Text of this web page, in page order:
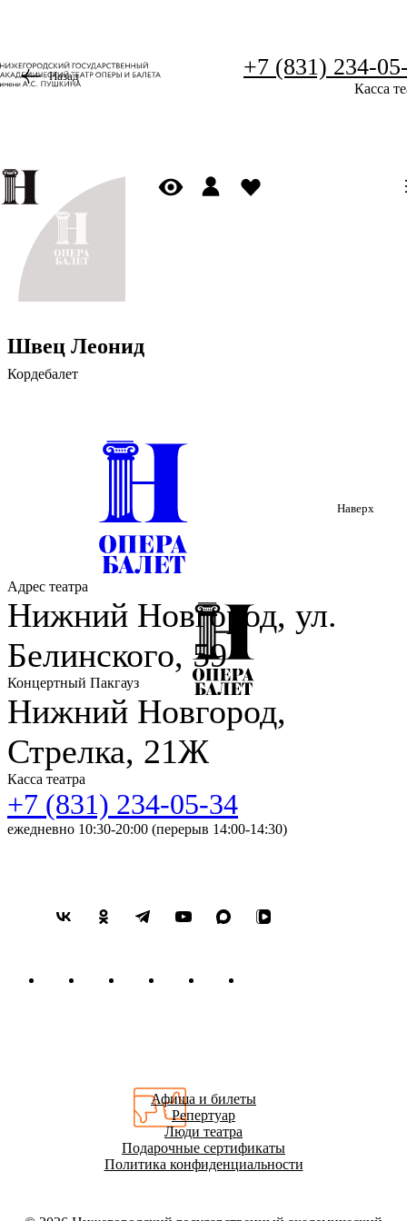
+7 (831) 234-
Касса
Назад
Швец Леонид
Кордебалет
Наверх
Адрес театра
Нижний Новгород, ул.
Белинского, 59
Концертный Пакгауз
Нижний Новгород,
Стрелка, 21Ж
Касса театра
+7 (831) 234-05-34
ежедневно 10:30-20:00 (перерыв 14:00-14:30)
Афиша и билеты
Репертуар
Люди театра
Подарочные сертификаты
Политика конфиденциальности